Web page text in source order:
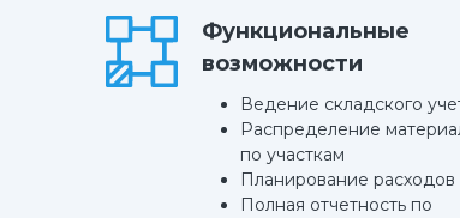
Функциональные
возможности
Ведение складского
Распределение
по участкам
Планирование расходов
Полная отчетность по